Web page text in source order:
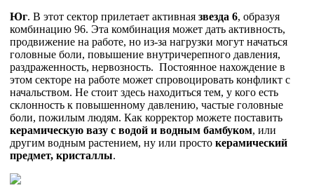
Юг. В этот сектор прилетает активная звезда 6, образуя
комбинацию 96. Эта комбинация может дать активность,
продвижение на работе, но из-за нагрузки могут начаться
головные боли, повышение внутричерепного давления,
раздраженность, нервозность. Постоянное нахождение в
этом секторе на работе может спровоцировать конфликт с
начальством. Не стоит здесь находиться тем, у кого есть
склонность к повышенному давлению, частые головные
боли, пожилым людям. Как корректор можете поставить
керамическую вазу с водой и водным бамбуком, или
другим водным растением, ну или просто керамический
предмет, кристаллы.